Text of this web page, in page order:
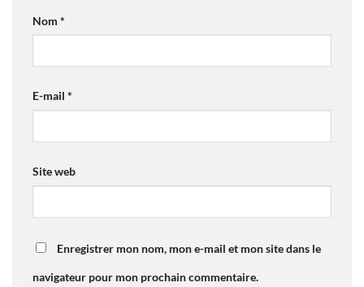
Nom *
E-mail *
Site web
Enregistrer mon nom, mon e-mail et mon site dans le
navigateur pour mon prochain commentaire.